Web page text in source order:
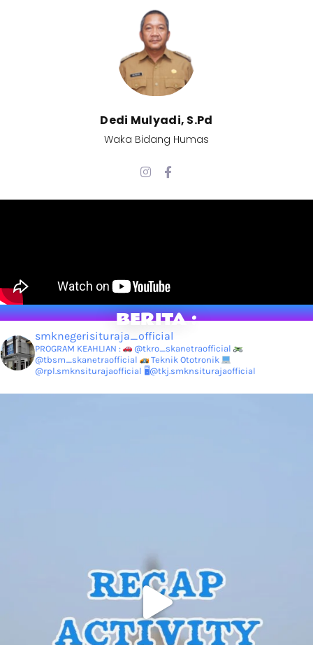
Dedi Mulyadi, S.Pd​
Waka Bidang Humas
BERITA :
smknegerisituraja_official
PROGRAM KEAHLIAN :
@tkro_skanetraofficial
@tbsm_skanetraofficial
Teknik Ototronik
@rpl.smknsiturajaofficial 🖥@tkj.smknsiturajaofficial